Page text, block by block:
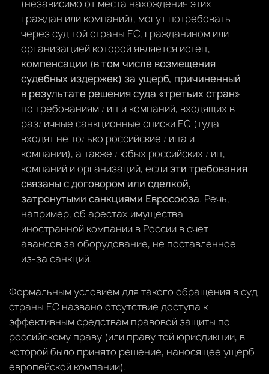
(независимо от места нахождения этих
граждан или компаний), могут потребовать
через суд той страны ЕС, гражданином или
организацией которой является истец,
компенсации (в том числе возмещения
судебных издержек) за ущерб, причиненный
в результате решения суда «третьих стран»
по требованиям лиц и компаний, входящих в
различные санкционные списки ЕС (туда
входят не только российские лица и
компании), а также любых российских лиц,
компаний и организаций, еслиэти требования
связаны с договором или сделкой,
затронутыми санкциями Евросоюза. Речь,
например, об арестах имущества
иностранной компании в России в счет
авансов за оборудование, не поставленное
из-за санкций.
Формальным условием для такого обращения в суд
страны ЕС названо отсутствие доступа к
эффективным средствам правовой защиты по
российскому праву (или праву той юрисдикции, в
которой было принято решение, наносящее ущерб
европейской компании).